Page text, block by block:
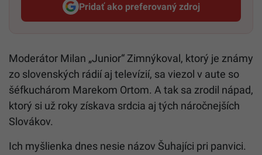
Pridať ako preferovaný zdroj
Startitup, odkaz sa otvorí v
Moderátor Milan „Junior“ Zimnýkoval, ktorý je známy
zo slovenských rádií aj televízií, sa viezol v aute so
šéfkuchárom Marekom Ortom. A tak sa zrodil nápad,
ktorý si už roky získava srdcia aj tých náročnejších
Slovákov.
Ich myšlienka dnes nesie názov Šuhajíci pri panvici.